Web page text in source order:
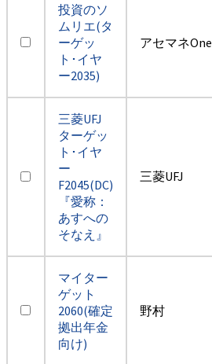
投資のソ
ムリエ(タ
ーゲッ
ト･イヤ
ー2035)
アセマネOne
三菱UFJ
ターゲッ
ト･イヤ
ー
F2045(DC)
『愛称：
あすへの
そなえ』
三菱UFJ
マイター
ゲット
2060(確定
拠出年金
向け)
野村